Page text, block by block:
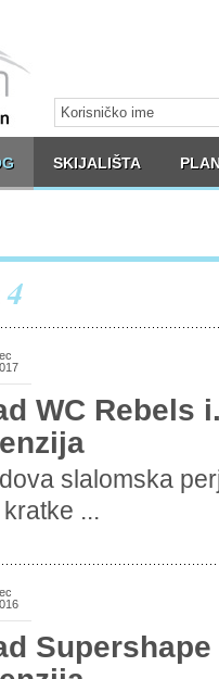
SKIJALIŠTA
4
WC Rebels
slalomska
...